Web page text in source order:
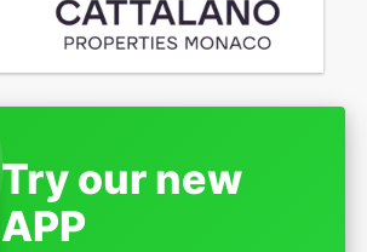
Try our new
APP